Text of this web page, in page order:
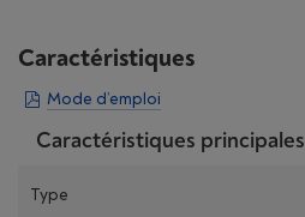
Caractéristiques
Mode d’emploi
Caractéristiques principales
Type